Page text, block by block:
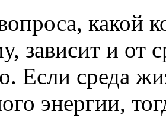
какой
зависит и от
Если среда
энергии,